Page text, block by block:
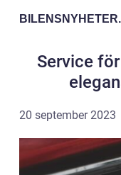
BILENSNYHETER.
Service
20 september 2023